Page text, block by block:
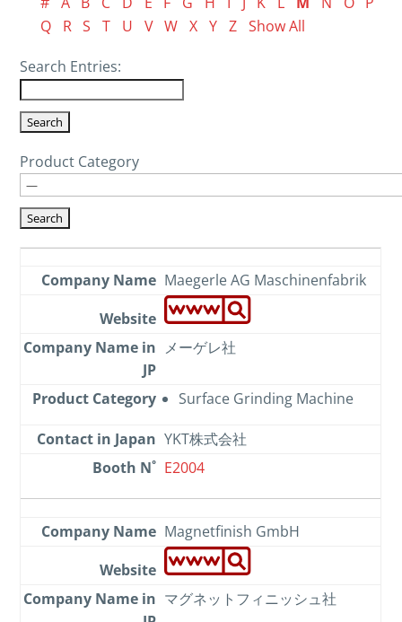
Q
R S T U V W X Y Z Show All
Search Entries:
Product Category
Maegerle AG Maschinenfabrik
メーゲレ社
Surface Grinding Machine
YKT株式会社
E2004
Magnetfinish GmbH
マグネットフィニッシュ社